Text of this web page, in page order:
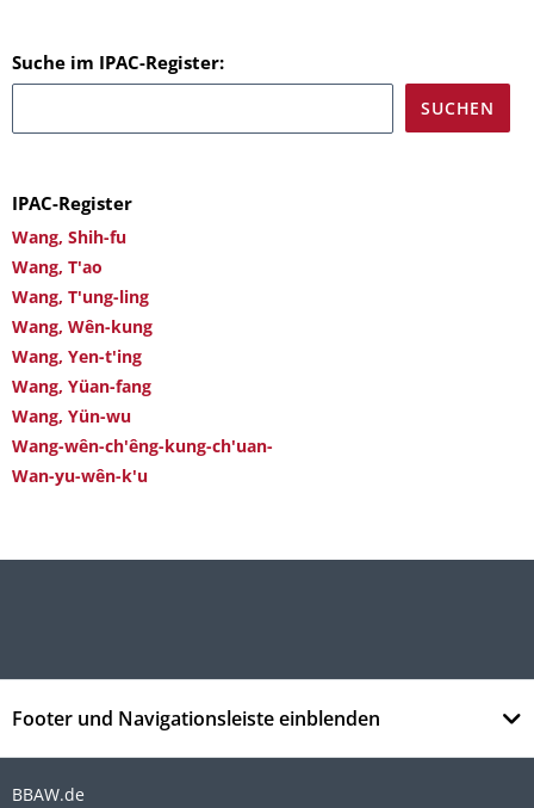
Suche im IPAC-Register:
IPAC-Register
Wang, Shih-fu
Wang, T'ao
Wang, T'ung-ling
Wang, Wên-kung
Wang, Yen-t'ing
Wang, Yüan-fang
Wang, Yün-wu
Wang-wên-ch'êng-kung-ch'uan-
Wan-yu-wên-k'u
Footer und Navigationsleiste einblenden
BBAW.de